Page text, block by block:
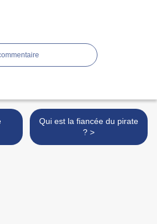
Qui est la fiancée du pirate
? >